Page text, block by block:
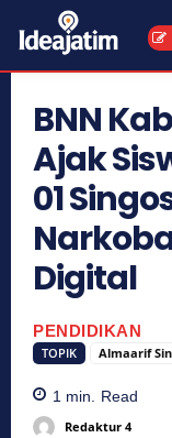
BNN
Ajak
01
Digital
PENDIDIKAN
TOPIK Almaarif
1 min. Read
Redaktur 4